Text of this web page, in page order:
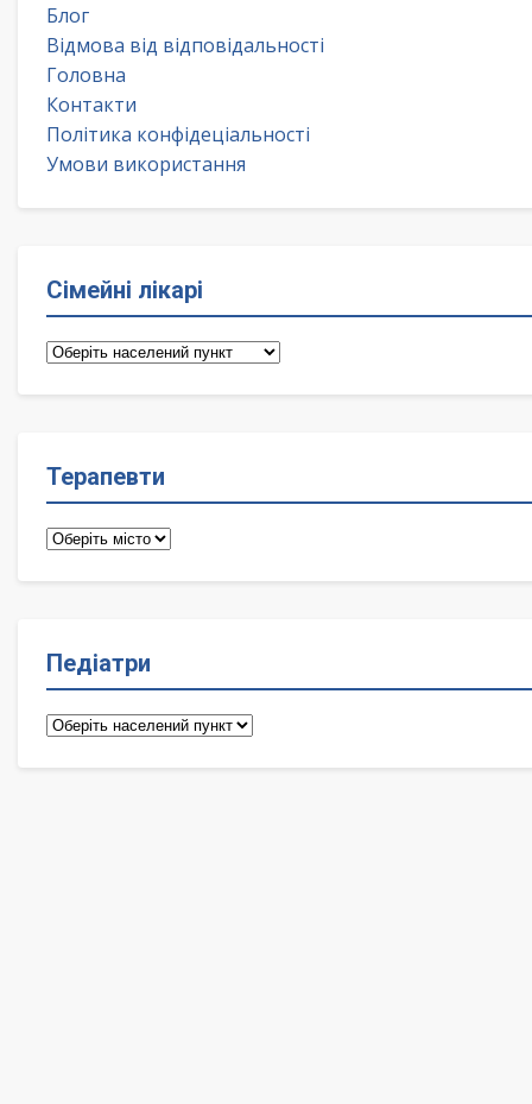
Блог
Відмова від відповідальності
Головна
Контакти
Політика конфідеціальності
Умови використання
Сімейні лікарі
Сімейні
Терапевти
Терапевти
Педіатри
Педіатри